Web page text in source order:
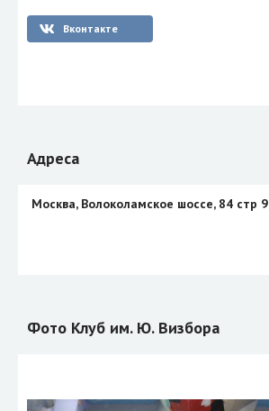
Вконтакте
Адреса
Москва, Волоколамское шоссе, 84 стр 9
Фото Клуб им. Ю. Визбора